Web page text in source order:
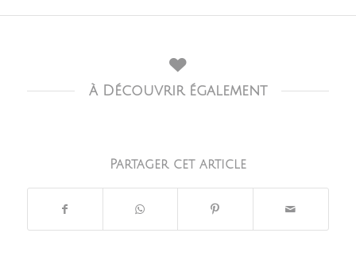
à Découvrir également
Partager cet article